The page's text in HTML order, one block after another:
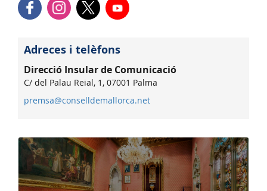
Adreces i telèfons
Direcció Insular de Comunicació
C/ del Palau Reial, 1, 07001 Palma
premsa@conselldemallorca.net